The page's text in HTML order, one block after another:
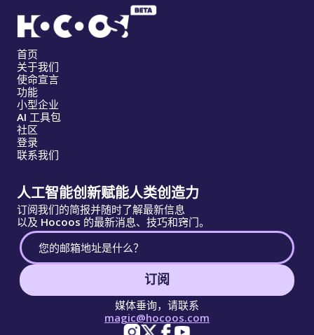
首页
关于我们
使命宣言
功能
小型企业
AI 工具包
社区
登录
联系我们
人工智能创新赋能人类创造力
订阅我们的简报并随时了解最新信息
以及 Hocoos 的最新消息、技巧和窍门。
订阅
媒体垂询，请联系
magic@hocoos.com